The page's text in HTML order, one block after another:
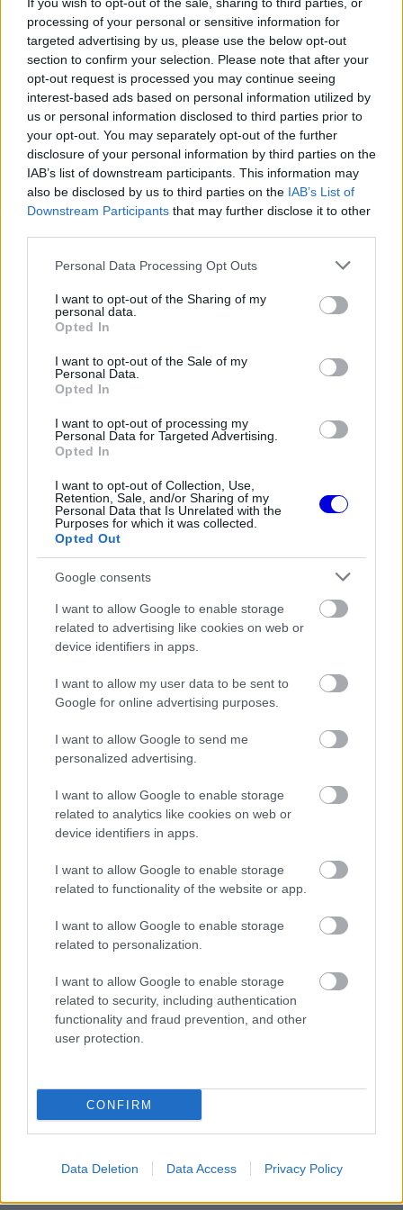
processing of your personal or sensitive information for
targeted advertising by us, please use the below opt-out
section to confirm your selection. Please note that after your
opt-out request is processed you may continue seeing
interest-based ads based on personal information utilized by
us or personal information disclosed to third parties prior to
your opt-out. You may separately opt-out of the further
disclosure of your personal information by third parties on the
IAB’s list of downstream participants. This information may
also be disclosed by us to third parties on the IAB’s List of
Downstream Participants that may further disclose it to other
Please note that this website/app uses one or more Google
not limited to your visit or usage behaviour. You may click to
grant or deny consent to Google and its third-party tags to
use your data for below specified purposes in below Google
consent section.
Personal Data Processing Opt Outs
I want to opt-out of the Sharing of my
personal data.
Opted In
I want to opt-out of the Sale of my
Personal Data.
Opted In
I want to opt-out of processing my
Personal Data for Targeted Advertising.
Opted In
I want to opt-out of Collection, Use,
Retention, Sale, and/or Sharing of my
Personal Data that Is Unrelated with the
Purposes for which it was collected.
Opted Out
Google consents
I want to allow Google to enable storage
related to advertising like cookies on web or
device identifiers in apps.
I want to allow my user data to be sent to
Google for online advertising purposes.
I want to allow Google to send me
personalized advertising.
I want to allow Google to enable storage
related to analytics like cookies on web or
device identifiers in apps.
I want to allow Google to enable storage
related to functionality of the website or app.
I want to allow Google to enable storage
related to personalization.
I want to allow Google to enable storage
related to security, including authentication
functionality and fraud prevention, and other
user protection.
CONFIRM
Data Deletion Data Access Privacy Policy
Player
loading.
a
modal
window.
A mostani reakciók azonban tökéletesen felmentik
a korábbi versenyigazgatót a négy évvel ezelőtti
generált utolsó körös csata helyett, amely Lewis
EZEKET IS AJÁNLJUK
Aston Martintól a folytatásért
A B-konstrukció csak a kezdet
indít az Aston Martin
FORMA-1
Megdöbbentő okok miatt nem
beszélhet a távozásáról Helmut
A sors furcsa fintora révén most vasárnap
pontosan ez a szabályszerű befejezés valósult
meg, ám a rajongók egyáltalán nem értékelték a
felvezető körös tempót idéző célba érést. A
valódi probléma tehát nem a szabályok
betartásában keresendő, hanem a modern Forma-
1 elavult biztonsági protokolljaiban.
Ideje újragondolni a rendszert
a legkisebb incidens esetén is indokolatlanul
megszakítja a teljes versenyzést.Nico
Hülkenbergkiesésekor az Audi megállása miatt